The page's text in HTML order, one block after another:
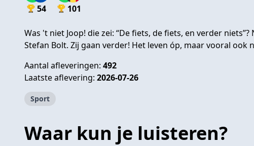
54 101
Was 't niet Joop! die zei: “De fiets, de fiets, en verder
Stefan Bolt. Zij gaan verder! Het leven óp, maar vooral ook
Aantal afleveringen: 492
Laatste aflevering: 2026-07-26
Sport
Waar kun je luisteren?